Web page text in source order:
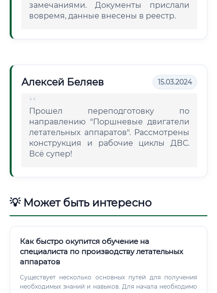
замечаниями. Документы прислали
вовремя, данные внесены в реестр.
Алексей Беляев 15.03.2024
Прошел переподготовку по
направлению "Поршневые двигатели
летательных аппаратов". Рассмотрены
конструкция и рабочие циклы ДВС.
Всё супер!
💡 Может быть интересно
Как быстро окупится обучение на
специалиста по производству летательных
аппаратов
Существует несколько основных путей для получения
необходимых знаний и навыков. Для начала необходимо